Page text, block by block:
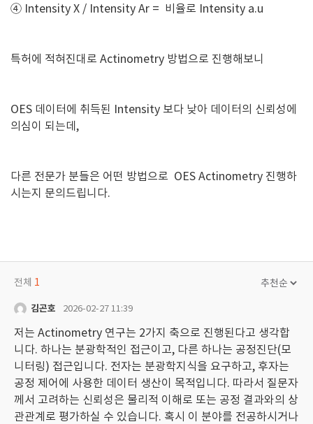
④ Intensity X / Intensity Ar = 비율로 Intensity a.u
특허에 적혀진대로 Actinometry 방법으로 진행해보니
OES 데이터에 취득된 Intensity 보다 낮아 데이터의 신뢰성에
의심이 되는데,
다른 전문가 분들은 어떤 방법으로 OES Actinometry 진행하
시는지 문의드립니다.
전체 1
김곤호 2026-02-27 11:39
저는 Actinometry 연구는 2가지 축으로 진행된다고 생각합
니다. 하나는 분광학적인 접근이고, 다른 하나는 공정진단(모
니터링) 접근입니다. 전자는 분광학지식을 요구하고, 후자는
공정 제어에 사용한 데이터 생산이 목적입니다. 따라서 질문자
께서 고려하는 신뢰성은 물리적 이해로 또는 공정 결과와의 상
관관계로 평가하실 수 있습니다. 혹시 이 분야를 전공하시거나